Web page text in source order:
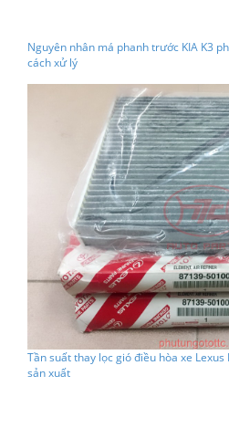
Nguyên nhân má phanh trước KIA K3
cách xử lý
Tần suất thay lọc gió điều hòa xe
sản xuất